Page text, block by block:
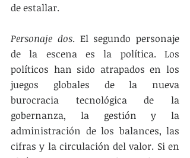
de estallar.
Personaje dos. El segundo personaje
de la escena es la política. Los
políticos han sido atrapados en los
juegos globales de la nueva
burocracia tecnológica de la
gobernanza, la gestión y la
administración de los balances, las
cifras y la circulación del valor. Si en